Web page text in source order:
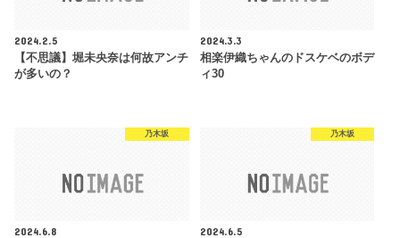
2024.2.5
【不思議】堀未央奈は何故アンチ
が多いの？
2024.3.3
相楽伊織ちゃんのドスケベのボデ
ィ30
乃木坂
2024.6.8
乃木坂
2024.6.5